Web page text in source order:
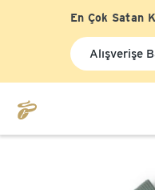
En Çok Satan
Alışverişe